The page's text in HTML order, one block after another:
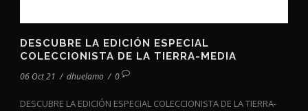
DESCUBRE LA EDICIÓN ESPECIAL
COLECCIONISTA DE LA TIERRA-MEDIA
06 Oct 21 / dhuelamo / 0
DESCUBRE LA EDICIÓN ESPECIAL COLECCIONISTA DE LA TIERRA-